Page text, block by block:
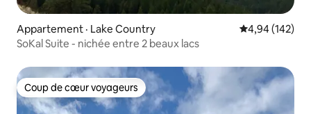
Appartement · Lake Country Note
4,94 (142)
SoKal Suite - nichée entre 2 beaux lacs
Coup de cœur voyageurs
Coup de cœur voyageurs